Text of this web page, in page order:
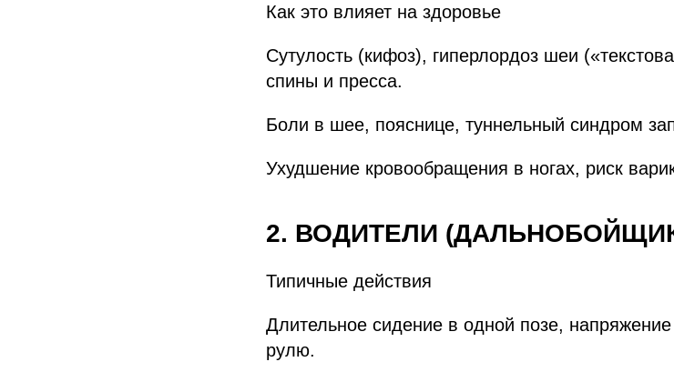
Как это влияет на здоровье
Сутулость (кифоз), гиперлордоз шеи
спины и пресса.
Боли в шее, пояснице, туннельный синдром
Ухудшение кровообращения в ногах, риск
2. ВОДИТЕЛИ
Типичные действия
Длительное сидение в одной позе,
рулю.